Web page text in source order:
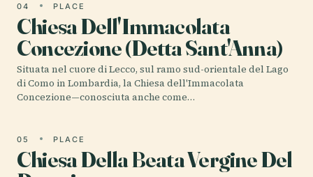
04 PLACE
Chiesa Dell'Immacolata
Concezione (Detta Sant'Anna)
Situata nel cuore di Lecco, sul ramo sud-orientale del Lago
di Como in Lombardia, la Chiesa dell'Immacolata
Concezione—conosciuta anche come…
05 PLACE
Chiesa Della Beata Vergine Del